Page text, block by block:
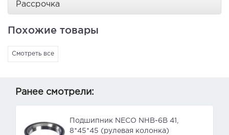
Рассрочка
Похожие товары
Смотреть все
Ранее смотрели:
Подшипник NECO NHB-6B 41,
8*45*45 (рулевая колонка)